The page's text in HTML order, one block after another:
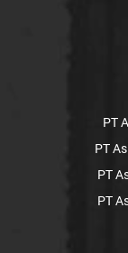
PT
PT
PT
PT